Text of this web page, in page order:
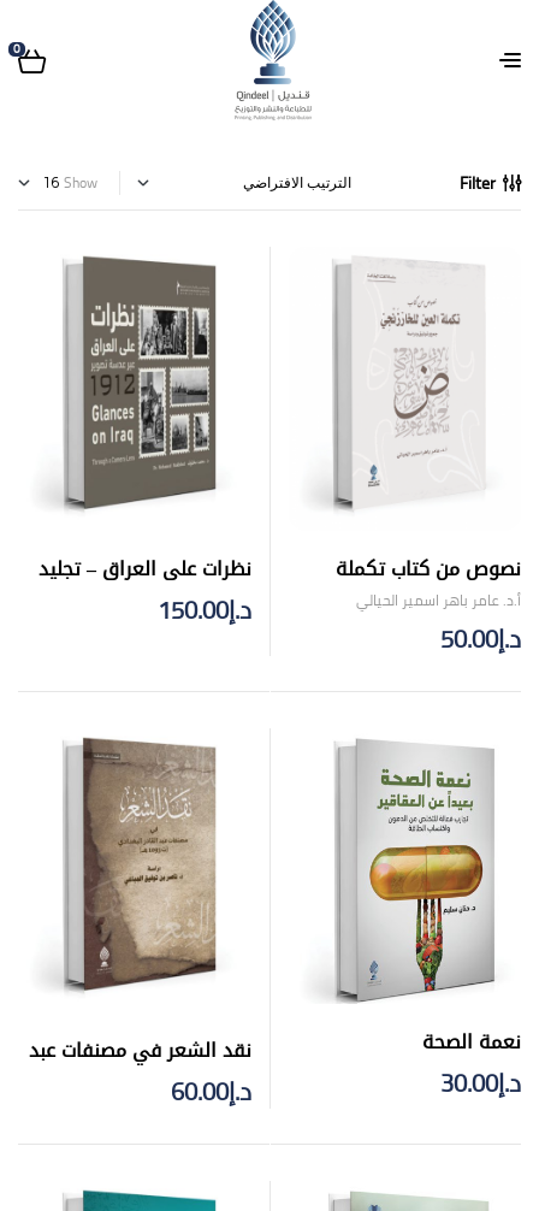
0
Filter
Show
نصوص من كتاب تكملة
العين للخارزنجي جمع
وتوثيق ودراسة
أ.د. عامر باهر اسمير الحيالي
د.إ50.00
نظرات على العراق – تجليد
فني
د.إ150.00
نعمة الصحة
د.إ30.00
نقد الشعر في مصنفات عبد
القادر البغدادي
د.إ60.00